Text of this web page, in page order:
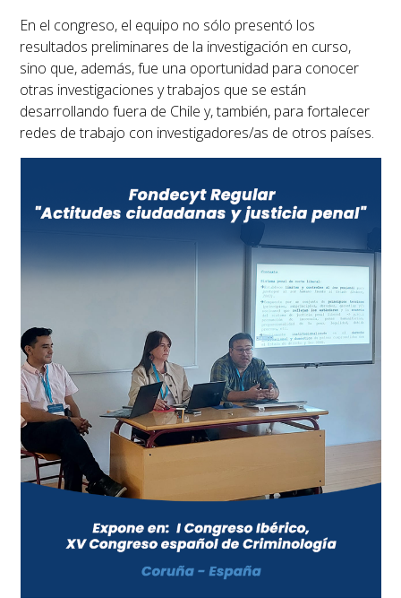
En el congreso, el equipo no sólo presentó los
resultados preliminares de la investigación en curso,
sino que, además, fue una oportunidad para conocer
otras investigaciones y trabajos que se están
desarrollando fuera de Chile y, también, para fortalecer
redes de trabajo con investigadores/as de otros países.